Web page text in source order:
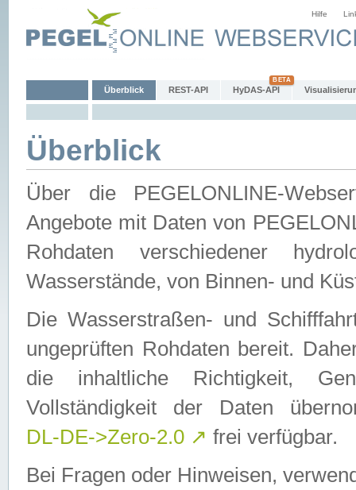
Hilfe
Überblick REST-API HyDAS-API
Überblick
Über die PEGELONLINE-
Angebote mit Daten von
Rohdaten verschiedener
Wasserstände, von Binnen- und
Die Wasserstraßen- und
ungeprüften Rohdaten bereit.
die inhaltliche Richtigkeit,
Vollständigkeit der Daten
DL-DE->Zero-2.0 ↗ frei verfügbar.
Bei Fragen oder Hinweisen,